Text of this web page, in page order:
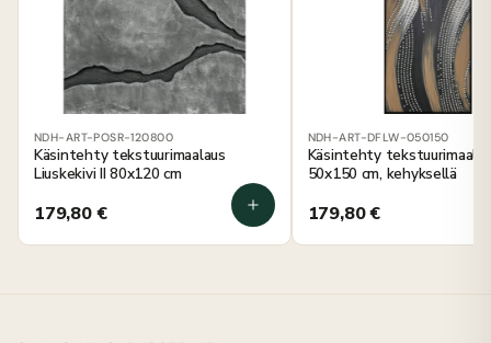
NDH-ART-POSR-120800
Käsintehty tekstuurimaalaus
Liuskekivi II 80x120 cm
179,80€
NDH-ART-DFLW-050150
Käsintehty
50x150 cm, kehyksellä
179,80€